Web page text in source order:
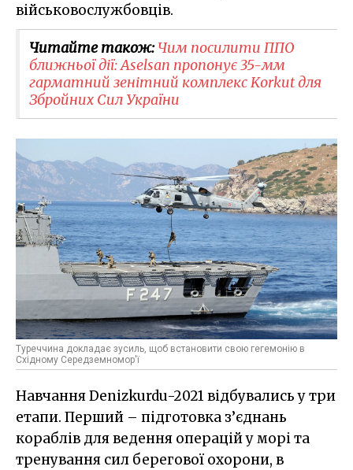
військовослужбовців.
Читайте також:Чим посилити ППО
ближньої дії: Aselsan пропонує 35-мм
гарматний зенітний комплекс Korkut для
Збройних Сил України
Туреччина докладає зусиль, щоб встановити свою гегемонію в
Східному Середземномор'ї
Навчання Denizkurdu-2021 відбувались у три
етапи. Перший – підготовка з’єднань
кораблів для ведення операцій у морі та
тренування сил берегової охорони, в